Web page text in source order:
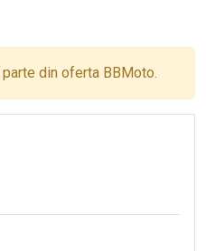
din oferta BBMoto.